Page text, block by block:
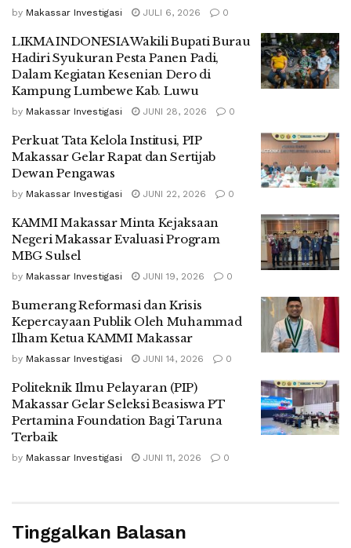
by Makassar Investigasi JULI 6, 2026 0
LIKMA INDONESIA Wakili Bupati Burau
Hadiri Syukuran Pesta Panen Padi,
Dalam Kegiatan Kesenian Dero di
Kampung Lumbewe Kab. Luwu
by Makassar Investigasi JUNI 28, 2026 0
Perkuat Tata Kelola Institusi, PIP
Makassar Gelar Rapat dan Sertijab
Dewan Pengawas
by Makassar Investigasi JUNI 22, 2026 0
KAMMI Makassar Minta Kejaksaan
Negeri Makassar Evaluasi Program
MBG Sulsel
by Makassar Investigasi JUNI 19, 2026 0
Bumerang Reformasi dan Krisis
Kepercayaan Publik Oleh Muhammad
Ilham Ketua KAMMI Makassar
by Makassar Investigasi JUNI 14, 2026 0
Politeknik Ilmu Pelayaran (PIP)
Makassar Gelar Seleksi Beasiswa PT
Pertamina Foundation Bagi Taruna
Terbaik
by Makassar Investigasi JUNI 11, 2026 0
Tinggalkan Balasan